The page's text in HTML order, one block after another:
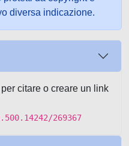
diversa indicazione.
citare o creare un link
269367